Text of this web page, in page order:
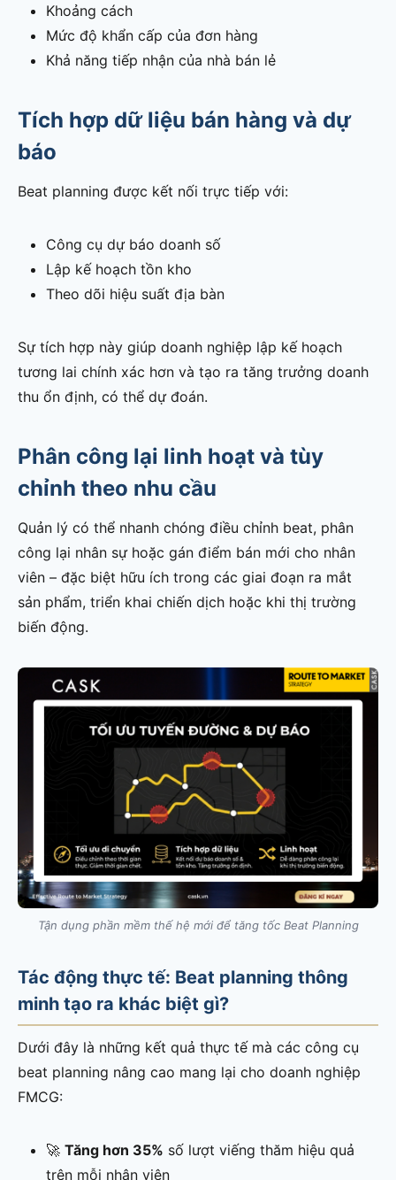
Khoảng cách
Mức độ khẩn cấp của đơn hàng
Khả năng tiếp nhận của nhà bán lẻ
Tích hợp dữ liệu bán hàng và dự
báo
Beat planning được kết nối trực tiếp với:
Công cụ dự báo doanh số
Lập kế hoạch tồn kho
Theo dõi hiệu suất địa bàn
Sự tích hợp này giúp doanh nghiệp lập kế hoạch
tương lai chính xác hơn và tạo ra tăng trưởng doanh
thu ổn định, có thể dự đoán.
Phân công lại linh hoạt và tùy
chỉnh theo nhu cầu
Quản lý có thể nhanh chóng điều chỉnh beat, phân
công lại nhân sự hoặc gán điểm bán mới cho nhân
viên – đặc biệt hữu ích trong các giai đoạn ra mắt
sản phẩm, triển khai chiến dịch hoặc khi thị trường
biến động.
Tận dụng phần mềm thế hệ mới để tăng tốc Beat Planning
Tác động thực tế: Beat planning thông
minh tạo ra khác biệt gì?
Dưới đây là những kết quả thực tế mà các công cụ
beat planning nâng cao mang lại cho doanh nghiệp
FMCG:
🚀 Tăng hơn 35% số lượt viếng thăm hiệu quả
trên mỗi nhân viên